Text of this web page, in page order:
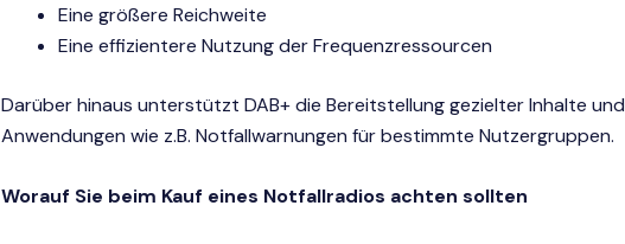
Eine größere Reichweite
Eine effizientere Nutzung der Frequenzressourcen
Darüber hinaus unterstützt DAB+ die Bereitstellung gezielter Inhalte und
Anwendungen wie z.B. Notfallwarnungen für bestimmte Nutzergruppen.
Worauf Sie beim Kauf eines Notfallradios achten sollten